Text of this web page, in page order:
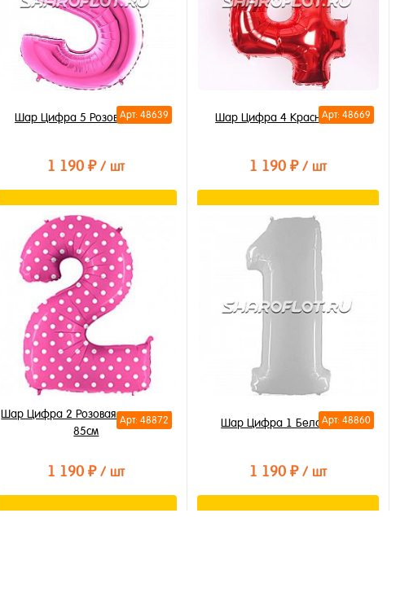
Арт: 48639
Шар Цифра 5 Розовая 85см
1 190 ₽/ шт
В корзину
Купить в 1 клик
В избранное
В наличии
Арт: 48669
Шар Цифра 4 Красная 85см
1 190 ₽/ шт
В корзину
Купить в 1 клик
В избранное
Арт: 48872
Шар Цифра 2 Розовая в горошек
85см
1 190 ₽/ шт
Арт: 48860
Шар Цифра 1 Белая 85см
1 190 ₽/ шт